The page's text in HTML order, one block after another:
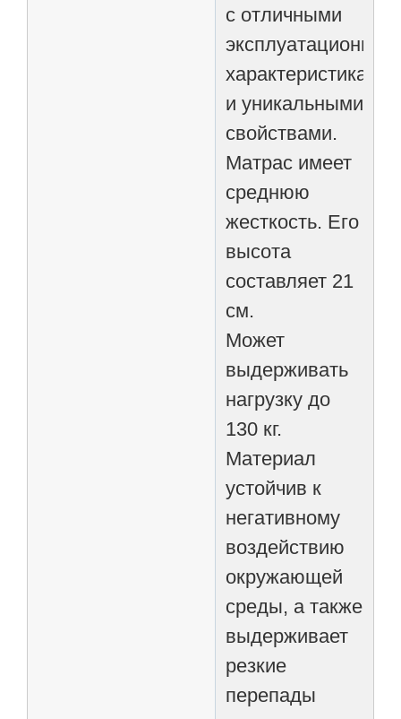
с отличными
характеристиками
и уникальными
свойствами.
Матрас имеет
среднюю
жесткость. Его
высота
составляет 21
см.
Может
выдерживать
нагрузку до
130 кг.
Материал
устойчив к
негативному
воздействию
окружающей
среды, а также
выдерживает
резкие
перепады